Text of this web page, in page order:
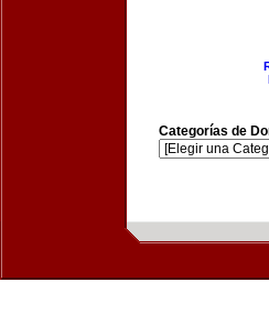
Categorías de